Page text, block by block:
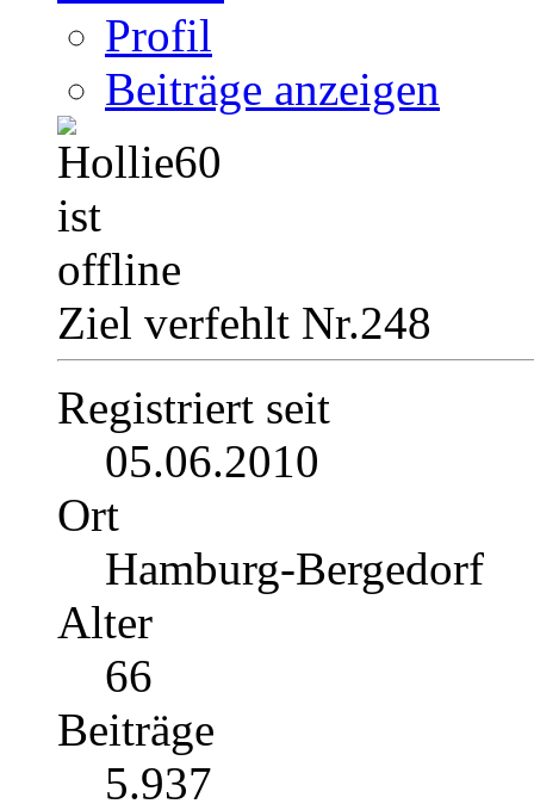
Profil
Beiträge anzeigen
Ziel verfehlt Nr.248
Registriert seit
05.06.2010
Ort
Hamburg-Bergedorf
Alter
66
Beiträge
5.937